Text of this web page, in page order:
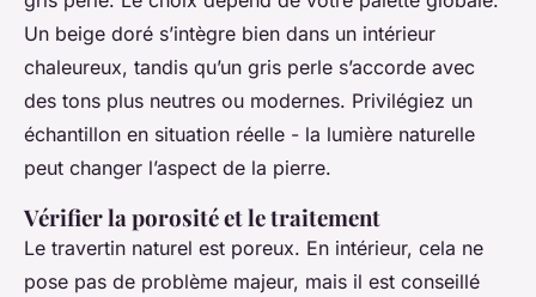
Un beige doré s’intègre bien dans un intérieur
chaleureux, tandis qu’un gris perle s’accorde avec
des tons plus neutres ou modernes. Privilégiez un
échantillon en situation réelle - la lumière naturelle
peut changer l’aspect de la pierre.
Vérifier la porosité et le traitement
Le travertin naturel est poreux. En intérieur, cela ne
pose pas de problème majeur, mais il est conseillé